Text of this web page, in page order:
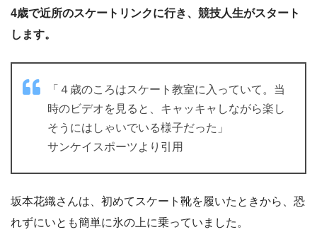
4歳で近所のスケートリンクに行き、競技人生がスタート
します。
「４歳のころはスケート教室に入っていて。当
時のビデオを見ると、キャッキャしながら楽し
そうにはしゃいでいる様子だった」
サンケイスポーツより引用
坂本花織さんは、初めてスケート靴を履いたときから、恐
れずにいとも簡単に氷の上に乗っていました。